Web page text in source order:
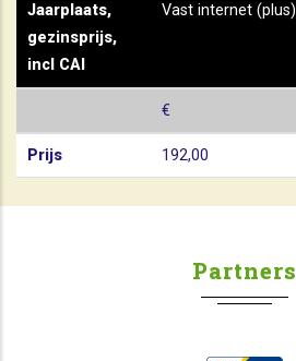
Jaarplaats,
gezinsprijs,
incl CAI
Vast internet (plus)
€
Prijs 192,00
Partners